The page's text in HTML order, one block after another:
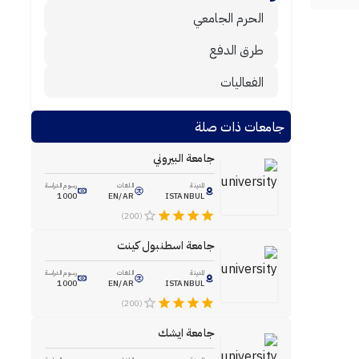
الحرم الجامعي
طرق الدفع
الفعاليات
جامعات ذات صلة
جامعة البيروني
المدينة
ISTANBUL
اللغات
EN/AR
رسوم الدراسة
1000
(200)
جامعة اسطنبول كينت
المدينة
ISTANBUL
اللغات
EN/AR
رسوم الدراسة
1000
(200)
جامعة ايشك